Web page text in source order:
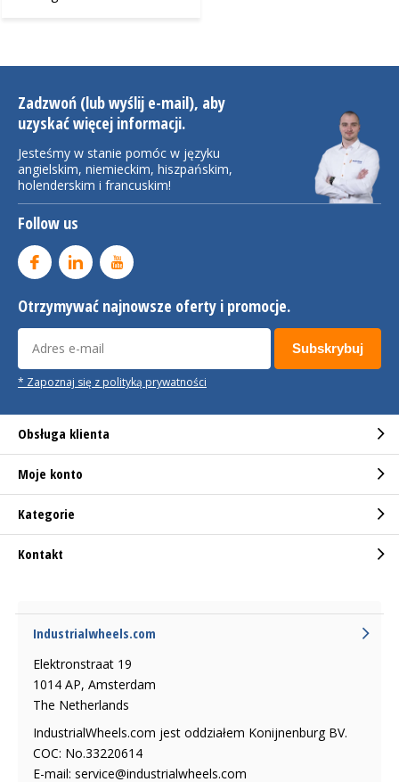
Zadzwoń (lub wyślij e-mail), aby
uzyskać więcej informacji.
Jesteśmy w stanie pomóc w języku
angielskim, niemieckim, hiszpańskim,
holenderskim i francuskim!
Follow us
Otrzymywać najnowsze oferty i promocje.
Subskrybuj
* Zapoznaj się z polityką prywatności
Obsługa klienta
Moje konto
Kategorie
Kontakt
Industrialwheels.com
Elektronstraat 19
1014 AP, Amsterdam
The Netherlands
IndustrialWheels.com jest oddziałem Konijnenburg BV.
COC: No.33220614
E-mail: service@industrialwheels.com